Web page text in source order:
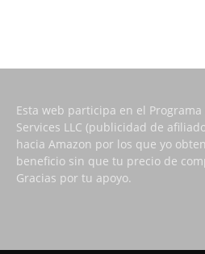
Esta web participa en el
Services LLC (publicidad de
hacia Amazon por los que yo
beneficio sin que tu precio de
Gracias por tu apoyo.